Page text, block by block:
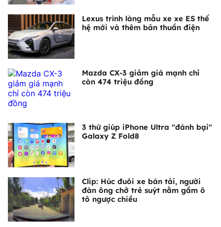
Lexus trình làng mẫu xe xe ES thế
hệ mới và thêm bản thuần điện
Mazda CX-3 giảm giá mạnh chỉ
còn 474 triệu đồng
3 thứ giúp iPhone Ultra "đánh bại"
Galaxy Z Fold8
Clip: Húc đuôi xe bán tải, người
đàn ông chở trẻ suýt nằm gầm ô
tô ngược chiều